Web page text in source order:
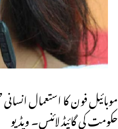
موبائیل فون کا استعمال
حکومت کی گائیڈ لائنس۔ ویڈیو